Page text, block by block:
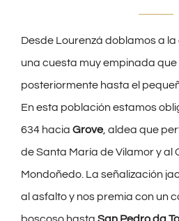
Desde Lourenzá doblamos a
una cuesta muy empinada
posteriormente hasta el
En esta población estamos
634 hacia Grove, aldea que
de Santa María de Vilamor y al
Mondoñedo. La señalización
al asfalto y nos premia con un